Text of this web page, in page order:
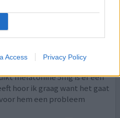
Access Privacy Policy
en is sinds kort 60 mg hij is
melatonine 5mg is er een
hoor ik graag want het gaat
hem een probleem